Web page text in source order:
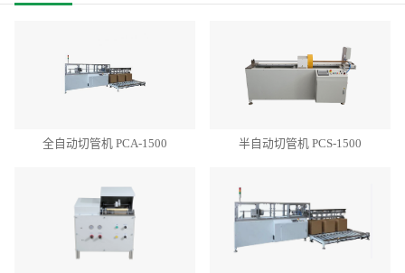
全自动切管机 PCA-1500 半自动切管机 PCS-1500